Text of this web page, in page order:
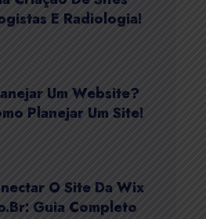
E Radiologia!
Um Website?
Planejar Um Site!
O Site Da Wix
Guia Completo